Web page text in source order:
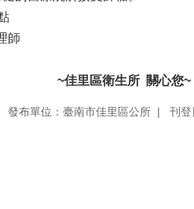
師
~佳里區衛生所 關心您~
發布單位：臺南市佳里區公所 刊